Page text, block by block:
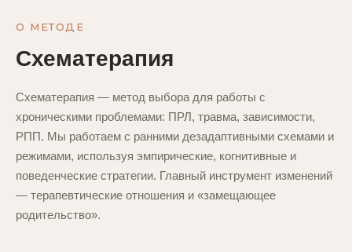
О МЕТОДЕ
Схематерапия
Схематерапия — метод выбора для работы с
хроническими проблемами: ПРЛ, травма, зависимости,
РПП. Мы работаем с ранними дезадаптивными схемами и
режимами, используя эмпирические, когнитивные и
поведенческие стратегии. Главный инструмент изменений
— терапевтические отношения и «замещающее
родительство».